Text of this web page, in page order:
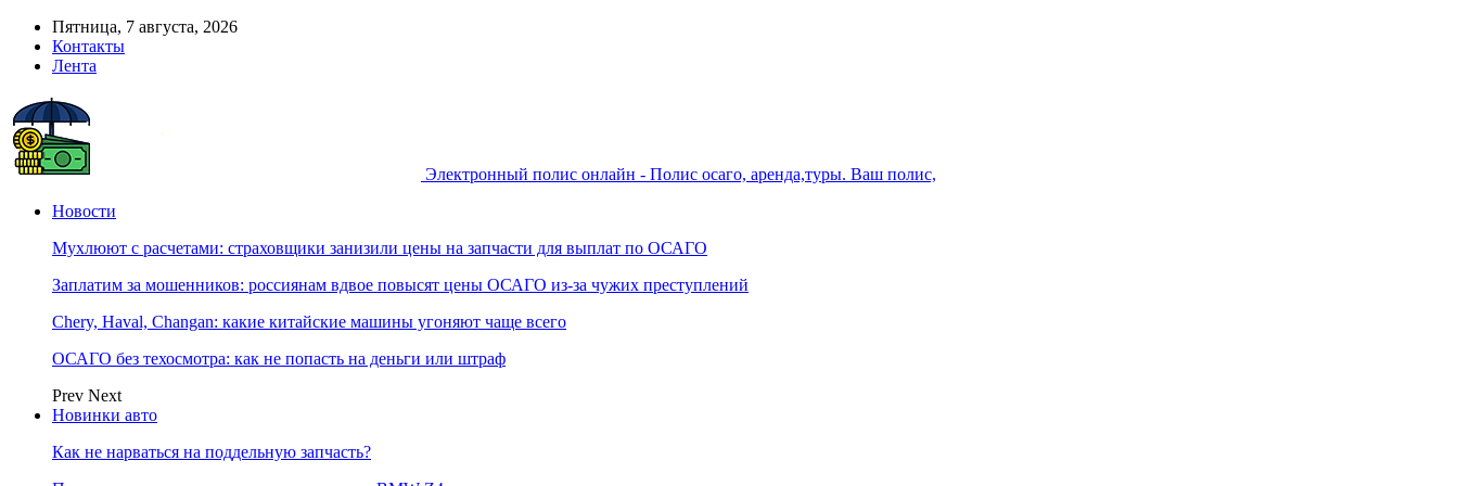
Пятница, 7 августа, 2026
Контакты
Лента
Электронный полис онлайн - Полис осаго, аренда,туры. Ваш полис,
Новости
Мухлюют с расчетами: страховщики занизили цены на запчасти для выплат по ОСАГО
Заплатим за мошенников: россиянам вдвое повысят цены ОСАГО из-за чужих преступлений
Chery, Haval, Changan: какие китайские машины угоняют чаще всего
ОСАГО без техосмотра: как не попасть на деньги или штраф
Prev Next
Новинки авто
Как не нарваться на поддельную запчасть?